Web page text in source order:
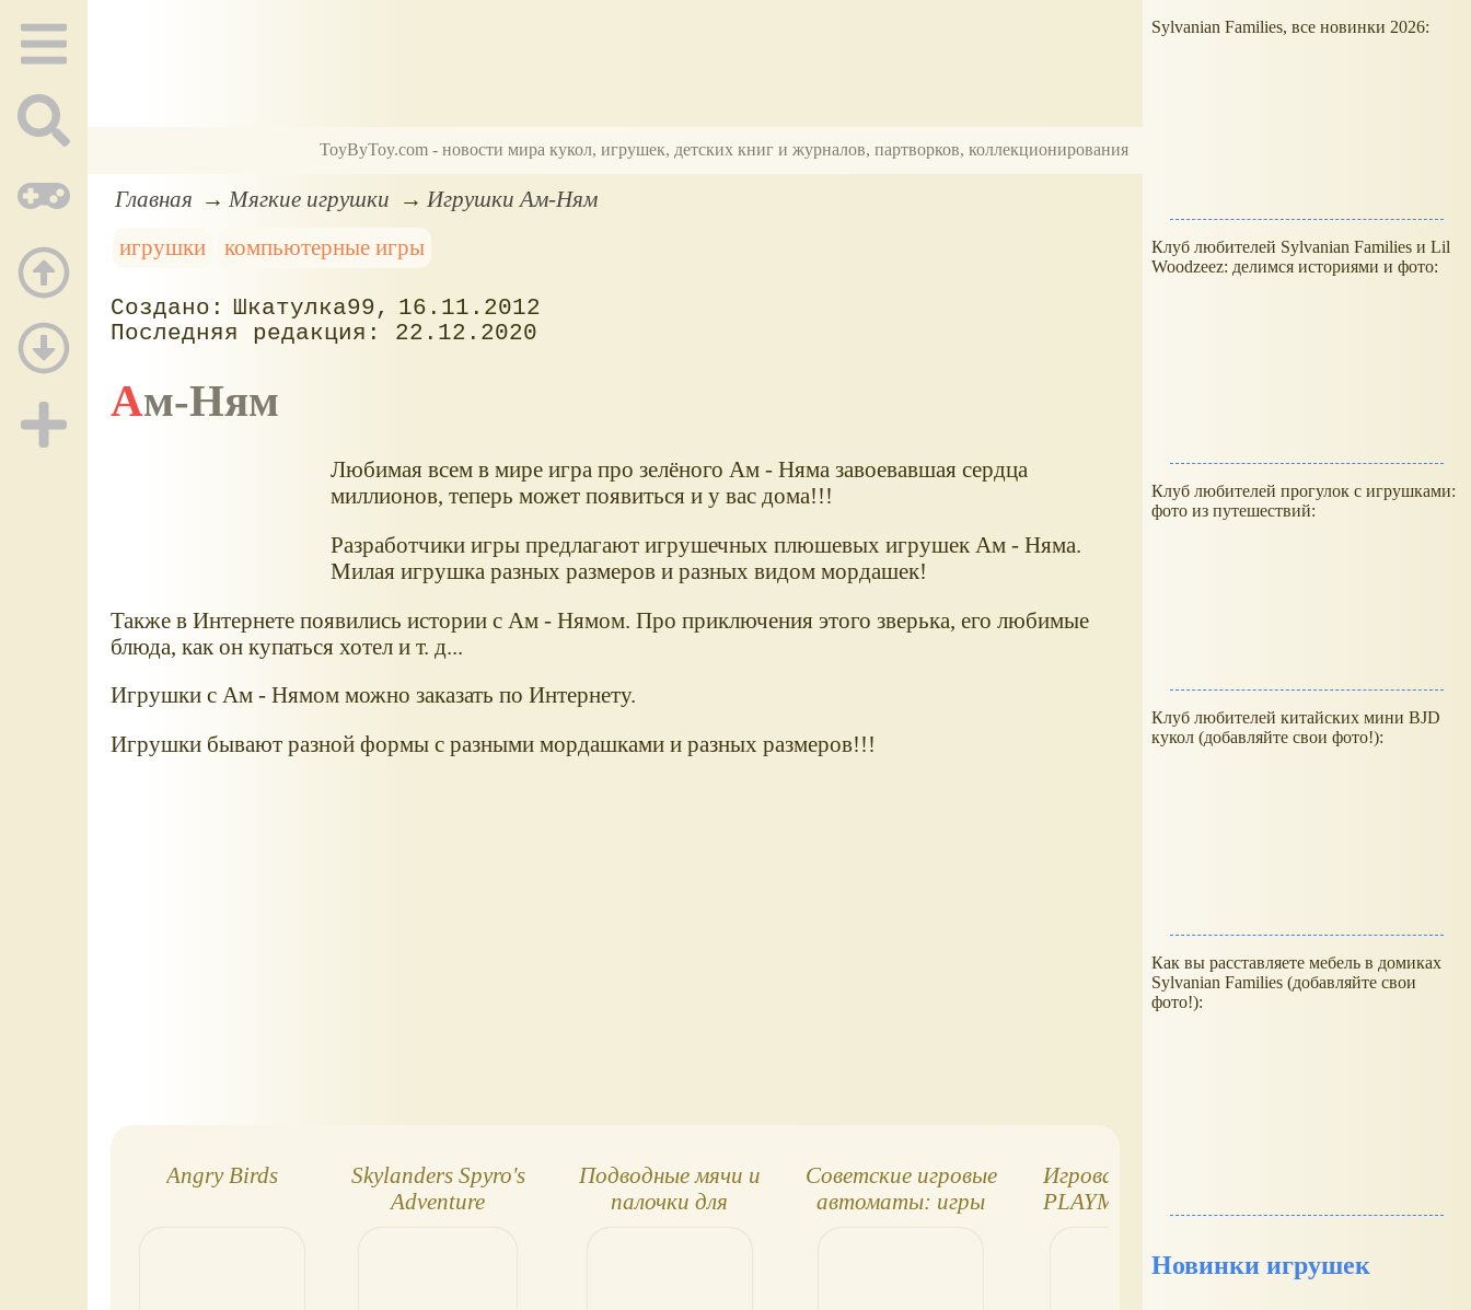
ToyByToy.com - новости мира кукол, игрушек, детских книг и журналов, партворков, коллекционирования
Главная Мягкие игрушки
Игрушки Ам-Ням
игрушки
компьютерные игры
Шкатулка99
16.11.2012
22.12.2020
Ам-Ням
Любимая всем в мире игра про зелёного Ам - Няма завоевавшая сердца
миллионов, теперь может появиться и у вас дома!!!
Разработчики игры предлагают игрушечных плюшевых игрушек Ам - Няма.
Милая игрушка разных размеров и разных видом мордашек!
Также в Интернете появились истории с Ам - Нямом. Про приключения этого зверька, его любимые
блюда, как он купаться хотел и т. д...
Игрушки с Ам - Нямом можно заказать по Интернету.
Игрушки бывают разной формы с разными мордашками и разных размеров!!!
Angry Birds
Skylanders Spyro's
Adventure
Подводные мячи и
палочки для
Советские игровые
автоматы: игры
Игровая комната,
PLAYMOBIL 4287
Sylvanian Families, все новинки 2026:
Клуб любителей Sylvanian Families и Lil
Woodzeez: делимся историями и фото:
Клуб любителей прогулок с игрушками:
фото из путешествий:
Клуб любителей китайских мини BJD
кукол (добавляйте свои фото!):
Как вы расставляете мебель в домиках
Sylvanian Families (добавляйте свои
фото!):
Новинки игрушек